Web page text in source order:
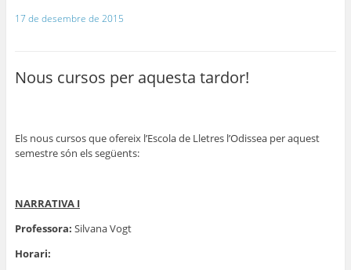
17 de desembre de 2015
Nous cursos per aquesta tardor!
Els nous cursos que ofereix l’Escola de Lletres l’Odissea per aquest
semestre són els següents:
NARRATIVA I
Professora: Silvana Vogt
Horari: